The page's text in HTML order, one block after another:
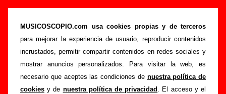
MUSICOSCOPIO.com usa cookies propias y de terceros
para mejorar la experiencia de usuario, reproducir contenidos
incrustados, permitir compartir contenidos en redes sociales y
mostrar anuncios personalizados. Para visitar la web, es
necesario que aceptes las condiciones de nuestra política de
cookies y de nuestra política de privacidad . El acceso y el
“Dinero”, canción de Los Punsetes (Letra e
información)
Portada >Los Punsetes >Canciones >Dinero
Esta página pretende recopilar todo tipo de información
sobre lacanción "Dinero " interpretada porLos Punsetes
Además de su letra, también aparecerá información sobre el